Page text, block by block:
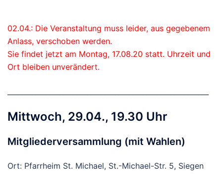
02.04.: Die Veranstaltung muss leider, aus gegebenem
Anlass, verschoben werden.
Sie findet jetzt am Montag, 17.08.20 statt. Uhrzeit und
Ort bleiben unverändert.
Mittwoch, 29.04., 19.30 Uhr
Mitgliederversammlung (mit Wahlen)
Ort: Pfarrheim St. Michael, St.-Michael-Str. 5, Siegen